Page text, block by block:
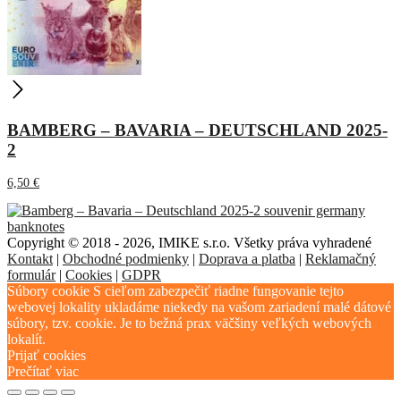
BAMBERG – BAVARIA – DEUTSCHLAND 2025-
2
6,50 €
Copyright © 2018 - 2026, IMIKE s.r.o. Všetky práva vyhradené
Kontakt | Obchodné podmienky | Doprava a platba | Reklamačný
formulár| Cookies | GDPR
Súbory cookie S cieľom zabezpečiť riadne fungovanie tejto
webovej lokality ukladáme niekedy na vašom zariadení malé dátové
súbory, tzv. cookie. Je to bežná prax väčšiny veľkých webových
lokalít.
Prijať cookies
Prečítať viac